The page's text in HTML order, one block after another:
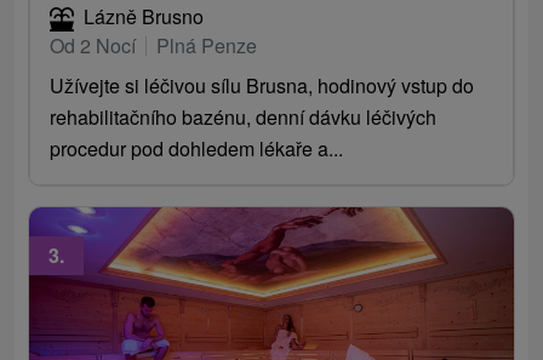
Lázně Brusno
Od 2 Nocí
Plná Penze
Užívejte si léčivou sílu Brusna, hodinový vstup do
rehabilitačního bazénu, denní dávku léčivých
procedur pod dohledem lékaře a...
3.